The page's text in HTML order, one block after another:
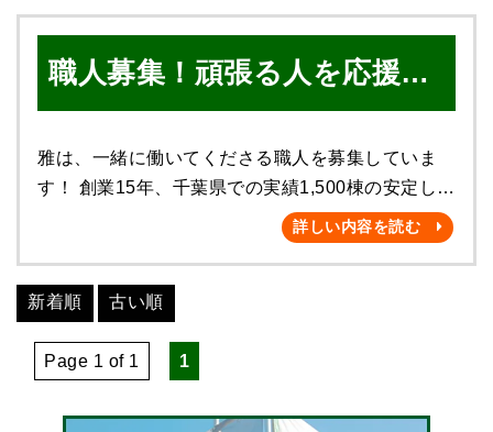
協力職人）を追加募集致します。 まずは、私（代
表・曽我部）へのインタビュー動画をご覧くださ
とは？（後編）」 （↑ 塗装職人歴22年の株式会
社雅 代表取締役社長・曽我部慎吾です。） 私、
曽我部慎吾が25歳の時に、 個人事業主として「雅
塗装」を創業して以来、 少しずつ地域の皆様から
「株式会社雅」を設立してからは、 順番待ちのお
してくることができました。 そこで、未来のお
装職人さん（正社員及び協力職人）を 追加募集す
職人募集！頑張る人を応援し
雅は、一緒に働いてくださる職人を募集していま
す！ 創業15年、千葉県での実績1,500棟の安定した
会社です。 お気軽にお電話またはお問い合わせフ
詳しい内容を読む
新着順 古い順
Page 1 of 1 1